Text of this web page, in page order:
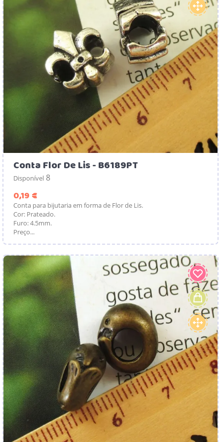
Conta Flor De Lis - B6189PT
Disponível 8
0,19 €
Conta para bijutaria em forma de Flor de Lis.
Cor: Prateado.
Furo: 4.5mm.
Preço...